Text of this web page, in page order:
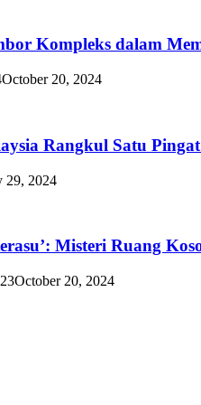
Kompleks dalam
October 20, 2024
Rangkul Satu
29, 2024
Misteri Ruang
October 20, 2024